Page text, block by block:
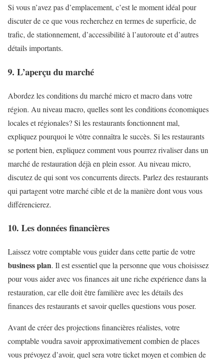
Si vous n’avez pas d’emplacement, c’est le moment idéal pour
discuter de ce que vous recherchez en termes de superficie, de
trafic, de stationnement, d’accessibilité à l’autoroute et d’autres
détails importants.
9. L’aperçu du marché
Abordez les conditions du marché micro et macro dans votre
région. Au niveau macro, quelles sont les conditions économiques
locales et régionales? Si les restaurants fonctionnent mal,
expliquez pourquoi le vôtre connaîtra le succès. Si les restaurants
se portent bien, expliquez comment vous pourrez rivaliser dans un
marché de restauration déjà en plein essor. Au niveau micro,
discutez de qui sont vos concurrents directs. Parlez des restaurants
qui partagent votre marché cible et de la manière dont vous vous
différencierez.
10. Les données financières
Laissez votre comptable vous guider dans cette partie de votre
business plan. Il est essentiel que la personne que vous choisissez
pour vous aider avec vos finances ait une riche expérience dans la
restauration, car elle doit être familière avec les détails des
finances des restaurants et savoir quelles questions vous poser.
Avant de créer des projections financières réalistes, votre
comptable voudra savoir approximativement combien de places
vous prévoyez d’avoir, quel sera votre ticket moyen et combien de